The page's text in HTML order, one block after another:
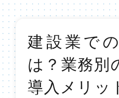
建設業で
は？業務別
導入メリッ